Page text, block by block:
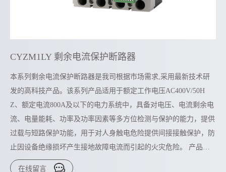
CYZM1LY 剩余电流保护断路器
本系列剩余电流保护断路器是我司根据市场需求,采用最新技术研
发的高科技产品。该系列产品适用于额定工作电压AC400V/50H
Z、额定电流800A及以下的电力系统中，具备对电压、电流剩余电
流、电量能耗、功率及功率因素等多方位检测与保护的能力，提供
过载与短路保护功能，用于对人身触电危险提供间接接触保护，防
止因设备绝缘损坏产生接地故障电流而引起的火灾危险。 产品符
合标准:GB/T14048.2,GB/T 32902,符合《剩余电流动作保护器通信
在线留言